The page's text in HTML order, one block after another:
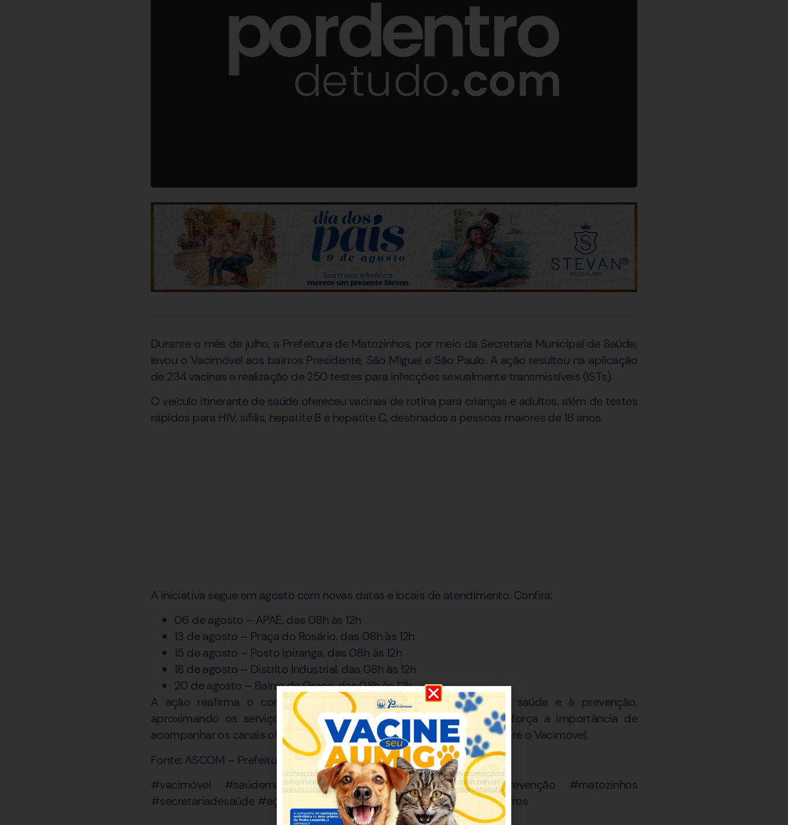
Durante o mês de julho, a Prefeitura de Matozinhos, por meio da Secretaria Municipal de Saúde,
levou o Vacimóvel aos bairros Presidente, São Miguel e São Paulo. A ação resultou na aplicação
de 234 vacinas e realização de 250 testes para infecções sexualmente transmissíveis (ISTs).
O veículo itinerante de saúde ofereceu vacinas de rotina para crianças e adultos, além de testes
rápidos para HIV, sífilis, hepatite B e hepatite C, destinados a pessoas maiores de 18 anos.
A iniciativa segue em agosto com novas datas e locais de atendimento. Confira:
06 de agosto – APAE, das 08h às 12h
13 de agosto – Praça do Rosário, das 08h às 12h
15 de agosto – Posto Ipiranga, das 08h às 12h
18 de agosto – Distrito Industrial, das 08h às 12h
20 de agosto – Bairro da Graça, das 08h às 12h
A ação reafirma o compromisso do município com o acesso à saúde e à prevenção,
aproximando os serviços da população. A Secretaria de Saúde reforça a importância de
acompanhar os canais oficiais da Prefeitura para mais informações sobre o Vacimóvel.
Fonte: ASCOM – Prefeitura de Matozinhos
#vacimóvel #saúdematozinhos #vacinação #testesdeist #prevenção #matozinhos
#secretariadesaúde #açõesdesaúde #bemestarsocial #saúdenosbairros